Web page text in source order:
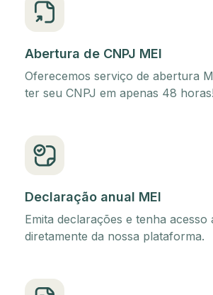
Abertura de CNPJ MEI
Oferecemos serviço de abertura
ter seu CNPJ em apenas 48 horas!
Declaração anual MEI
Emita declarações e tenha acesso
diretamente da nossa plataforma.